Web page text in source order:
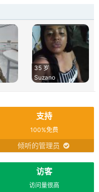
35 岁
Suzano
支持
100%免费
倾听的管理员
访客
访问量很高